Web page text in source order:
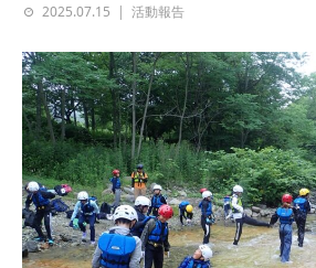
2025.07.15 活動報告